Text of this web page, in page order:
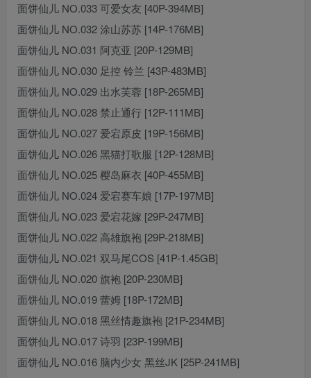
面饼仙儿 NO.033 可爱女友 [40P-394MB]
面饼仙儿 NO.032 涂山苏苏 [14P-176MB]
面饼仙儿 NO.031 阿克亚 [20P-129MB]
面饼仙儿 NO.030 足控 铃兰 [43P-483MB]
面饼仙儿 NO.029 出水芙蓉 [18P-265MB]
面饼仙儿 NO.028 禁止通行 [12P-111MB]
面饼仙儿 NO.027 爱宕原皮 [19P-156MB]
面饼仙儿 NO.026 黑猫打歌服 [12P-128MB]
面饼仙儿 NO.025 樱岛麻衣 [40P-455MB]
面饼仙儿 NO.024 爱宕赛车娘 [17P-197MB]
面饼仙儿 NO.023 爱宕花嫁 [29P-247MB]
面饼仙儿 NO.022 高雄旗袍 [29P-218MB]
面饼仙儿 NO.021 双马尾COS [41P-1.45GB]
面饼仙儿 NO.020 旗袍 [20P-230MB]
面饼仙儿 NO.019 蕾姆 [18P-172MB]
面饼仙儿 NO.018 黑丝情趣旗袍 [21P-234MB]
面饼仙儿 NO.017 诗羽 [23P-199MB]
面饼仙儿 NO.016 脑内少女 黑丝JK [25P-241MB]